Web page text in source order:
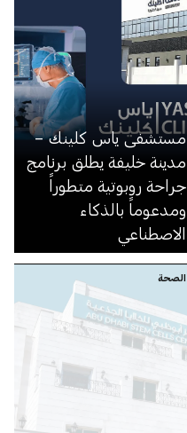
مستشفى ياس كلينك –
مدينة خليفة يطلق برنامج
جراحة روبوتية متطوراً
ومدعوماً بالذكاء
الاصطناعي
الصحة